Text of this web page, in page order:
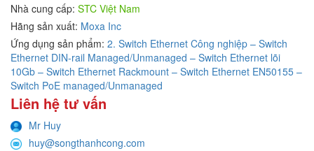
Nhà cung cấp: STC Việt Nam
Hãng sản xuất: Moxa Inc
Ứng dụng sản phẩm: 2. Switch Ethernet Công nghiệp – Switch
Ethernet DIN-rail Managed/Unmanaged – Switch Ethernet lõi
10Gb – Switch Ethernet Rackmount – Switch Ethernet EN50155 –
Switch PoE managed/Unmanaged
Liên hệ tư vấn
Mr Huy
huy@songthanhcong.com